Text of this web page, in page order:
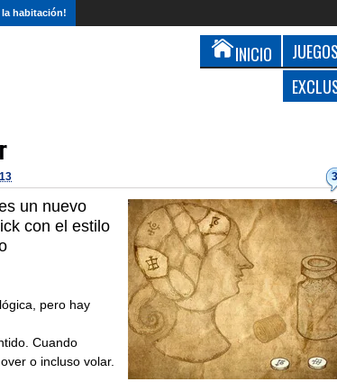
la habitación!
INICIO
un nuevo
con el estilo
pero hay
Cuando
o incluso volar.